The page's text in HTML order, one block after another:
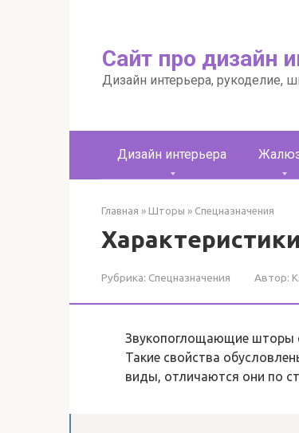
Сайт про дизайн
Дизайн интерьера, рукоделие,
Дизайн интерьера
Главная » Шторы » Спецназначения
Рубрика: Спецназначения Автор:
Звукопоглощающие шторы
Такие свойства
виды, отличаются они по